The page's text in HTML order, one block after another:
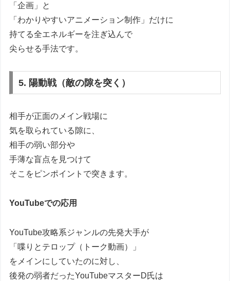
「企画」と
「わかりやすいアニメーション制作」だけに
持てる全エネルギーを注ぎ込んで
尖らせる手法です。
5. 陽動戦（敵の隙を突く）
相手が正面のメイン戦場に
気を取られている隙に、
相手の弱い部分や
手薄な盲点を見つけて
そこをピンポイントで突きます。
YouTubeでの応用
YouTube攻略系ジャンルの先発大手が
「喋りとテロップ（トーク動画）」
をメインにしていたのに対し、
後発の弱者だったYouTubeマスターD氏は